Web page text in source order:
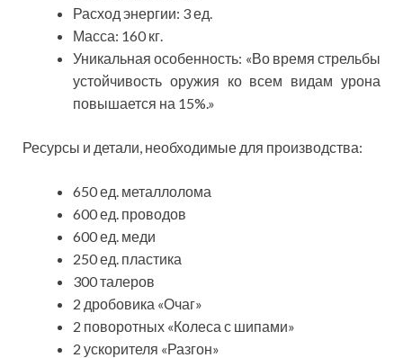
Расход энергии: 3 ед.
Масса: 160 кг.
Уникальная особенность: «Во время стрельбы
устойчивость оружия ко всем видам урона
повышается на 15%.»
Ресурсы и детали, необходимые для производства:
650 ед. металлолома
600 ед. проводов
600 ед. меди
250 ед. пластика
300 талеров
2 дробовика «Очаг»
2 поворотных «Колеса с шипами»
2 ускорителя «Разгон»